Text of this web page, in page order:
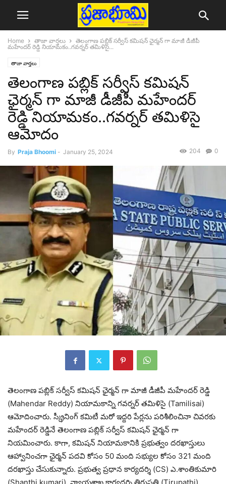
Home తాజా వార్తలు
తెలంగాణ పబ్లిక్ సర్వీస్ కమిషన్ ఛైర్మన్ గా మాజీ డీజీపీ
మహేందర్ రెడ్డి నియామకం..గవర్నర్ తమిళిసై...
తాజా వార్తలు
తెలంగాణ పబ్లిక్ సర్వీస్ కమిషన్
ఛైర్మన్ గా మాజీ డీజీపీ మహేందర్
రెడ్డి నియామకం..గవర్నర్ తమిళిసై
ఆమోదం
By Praja Bhoomi - January 25, 2024 0
204
తెలంగాణ పబ్లిక్ సర్వీస్ కమిషన్ ఛైర్మన్ గా మాజీ డీజీపీ మహేందర్ రెడ్డి
(Mahendar Reddy) నియామకాన్ని గవర్నర్ తమిళిసై (Tamilisai)
ఆమోదించారు. స్క్రీనింగ్ కమిటీ మరో ఇద్దరి పేర్లను పరిశీలించినా చివరకు
మహేందర్ రెడ్డినే తెలంగాణ పబ్లిక్ సర్వీస్ కమిషన్ ఛైర్మన్ గా
నియమించారు. కాగా, కమిషన్ నియామకానికి ప్రభుత్వం దరఖాస్తులు
ఆహ్వానించగా ఛైర్మన్ పదవి కోసం 50 మంది సభ్యుల కోసం 321 మంది
దరఖాస్తు చేసుకున్నారు. ప్రభుత్వ ప్రధాన కార్యదర్శి (CS) ఎ.శాంతికుమారి